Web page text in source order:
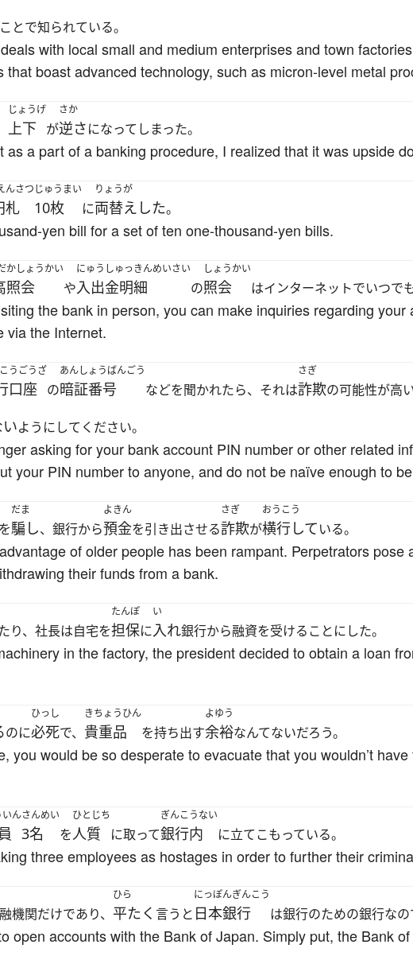
とで知られている。
with local small and medium enterprises and town
boast advanced technology, such as micron-level metal
じょうげ
上下 が
さか
逆さになってしまった。
a part of a banking procedure, I realized that it was upside
んさつ
札
じゅうまい
10枚 に
りょうが
両替えした。
yen bill for a set of ten one-thousand-yen bills.
かしょうかい
照会 や
にゅうしゅっきんめいさい
入出金明細 の
しょうかい
照会 はインターネットでいつで
the bank in person, you can make inquiries regarding your
via the Internet.
うごうざ
口座 の
あんしょうばんごう
暗証番号 などを聞かれたら、それは
さぎ
詐欺の可能性が高い
ようにしてください。
asking for your bank account PIN number or other related
your PIN number to anyone, and do not be naïve enough to
を
だま
騙し、銀行から
よきん
預金を引き出させる
さぎ
詐欺が
おうこう
横行している。
of older people has been rampant. Perpetrators pose
their funds from a bank.
り、社長は自宅を
たんぽ
担保に
い
入れ銀行から融資を受けることにした。
in the factory, the president decided to obtain a loan
のに
ひっし
必死で、
きちょうひん
貴重品 を持ち出す
よゆう
余裕なんてないだろう。
you would be so desperate to evacuate that you wouldn’t
いんさんめい
3名 を
ひとじち
人質 に取って
ぎんこうない
銀行内 に立てこもっている。
three employees as hostages in order to further their
機関だけであり、
ひら
平たく 言うと
にっぽんぎんこう
日本銀行 は銀行のための銀行なの
open accounts with the Bank of Japan. Simply put, the Bank